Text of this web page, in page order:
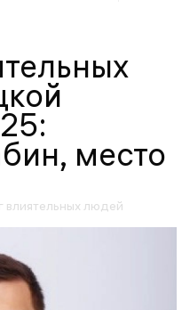
место
влиятельных людей